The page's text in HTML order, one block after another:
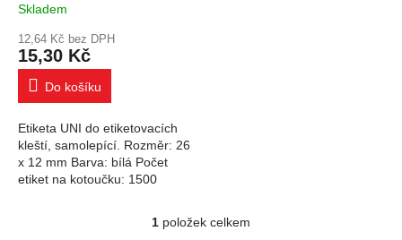
Skladem
12,64 Kč bez DPH
15,30 Kč
Do košíku
Etiketa UNI do etiketovacích
kleští, samolepící. Rozměr: 26
x 12 mm Barva: bílá Počet
etiket na kotoučku: 1500
Ovládací prvky výpisu
1 položek celkem